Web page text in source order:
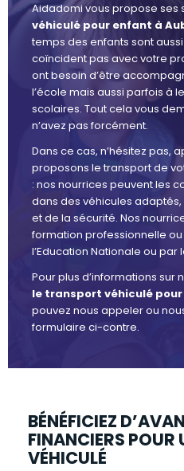
Aidadomi vous propose ses
véhiculé pour enfant à
temps des enfants sont
coïncident pas avec votre
ont besoin d’être
l’école mais aussi parfois à
scolaires. Tout cela vous
n’avez pas forcément.
Dans ce cas, n’hésitez pas,
proposons le transport de
: nos nourrices peuvent les
dans des véhicules
et de la sécurité. Nos
formation professionnelle
l’Education Nationale ou
Pour plus d’informations
le transport véhiculé
pouvez nous appeler ou
formulaire ci-contre.
BÉNÉFICIEZ
FINANCIERS POUR
VÉHICULÉ